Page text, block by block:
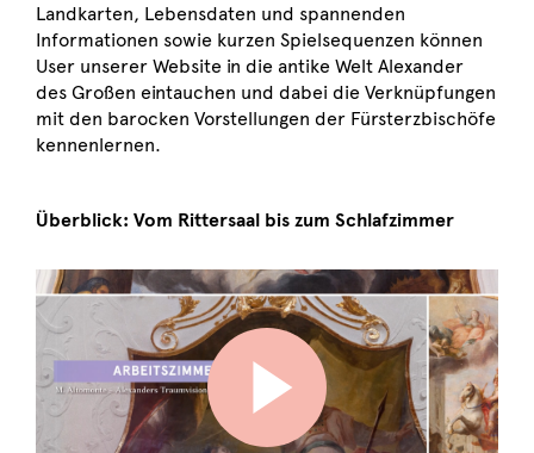
Landkarten, Lebensdaten und spannenden
Informationen sowie kurzen Spielsequenzen können
User unserer Website in die antike Welt Alexander
des Großen eintauchen und dabei die Verknüpfungen
mit den barocken Vorstellungen der Fürsterzbischöfe
kennenlernen.
Überblick: Vom Rittersaal bis zum Schlafzimmer